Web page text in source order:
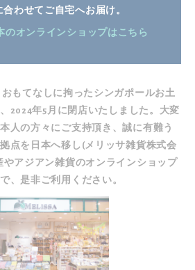
わせてご自宅へお届け。
のオンラインショップはこちら
もてなしに拘ったシンガポールお土
2024年5月に閉店いたしました。大変
人の方々にご支持頂き、誠に有難う
点を日本へ移し(メリッサ雑貨株式会
やアジアン雑貨のオンラインショップ
、是非ご利用ください。